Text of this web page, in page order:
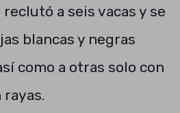
reclutó a seis vacas y se
blancas y negras
como a otras solo con
rayas.